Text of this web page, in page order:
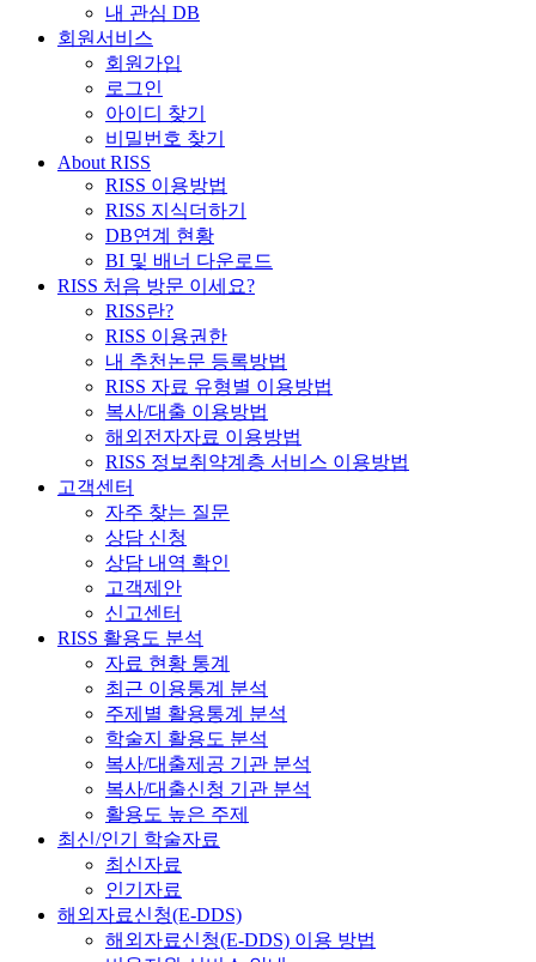
내 관심 DB
회원서비스
회원가입
로그인
아이디 찾기
비밀번호 찾기
About RISS
RISS 이용방법
RISS 지식더하기
DB연계 현황
BI 및 배너 다운로드
RISS 처음 방문 이세요?
RISS란?
RISS 이용권한
내 추천논문 등록방법
RISS 자료 유형별 이용방법
복사/대출 이용방법
해외전자자료 이용방법
RISS 정보취약계층 서비스 이용방법
고객센터
자주 찾는 질문
상담 신청
상담 내역 확인
고객제안
신고센터
RISS 활용도 분석
자료 현황 통계
최근 이용통계 분석
주제별 활용통계 분석
학술지 활용도 분석
복사/대출제공 기관 분석
복사/대출신청 기관 분석
활용도 높은 주제
최신/인기 학술자료
최신자료
인기자료
해외자료신청(E-DDS)
해외자료신청(E-DDS) 이용 방법